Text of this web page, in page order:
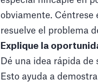
obviamente. Céntrese
resuelve el problema
Explique la
Dé una idea rápida
Esto ayuda a